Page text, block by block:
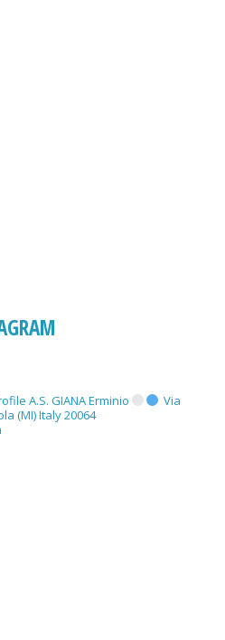
A.S. GIANA Erminio
Via
(MI) Italy 20064